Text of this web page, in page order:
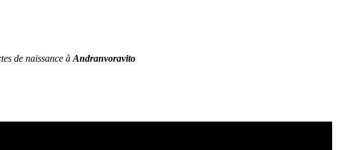
de naissance à Andranvoravito